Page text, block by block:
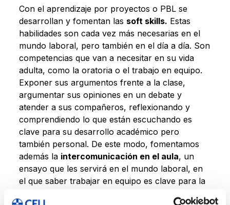
Con el aprendizaje por proyectos o PBL se
desarrollan y fomentan las soft skills. Estas
habilidades son cada vez más necesarias en el
mundo laboral, pero también en el día a día. Son
competencias que van a necesitar en su vida
adulta, como la oratoria o el trabajo en equipo.
Exponer sus argumentos frente a la clase,
argumentar sus opiniones en un debate y
atender a sus compañeros, reflexionando y
comprendiendo lo que están escuchando es
clave para su desarrollo académico pero
también personal. De este modo, fomentamos
además la intercomunicación en el aula, un
ensayo que les servirá en el mundo laboral, en
el que saber trabajar en equipo es clave para la